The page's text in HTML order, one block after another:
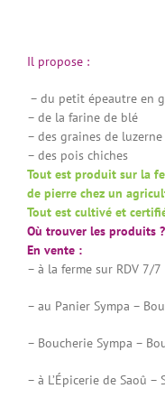
Il propose :
– du petit épeautre en
– de la farine de blé
– des graines de
– des pois chiches
Tout est produit sur la
de pierre chez un
Tout est cultivé et
Où trouver les produits ?
En vente :
– à la ferme sur RDV 7/7
– au Panier Sympa –
– Boucherie Sympa –
– à L’Épicerie de Saoû –